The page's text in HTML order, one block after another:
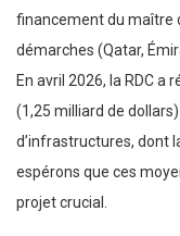
financement du maître
démarches (Qatar,
En avril 2026, la RDC a
(1,25 milliard de
d’infrastructures, dont
espérons que ces
projet crucial.